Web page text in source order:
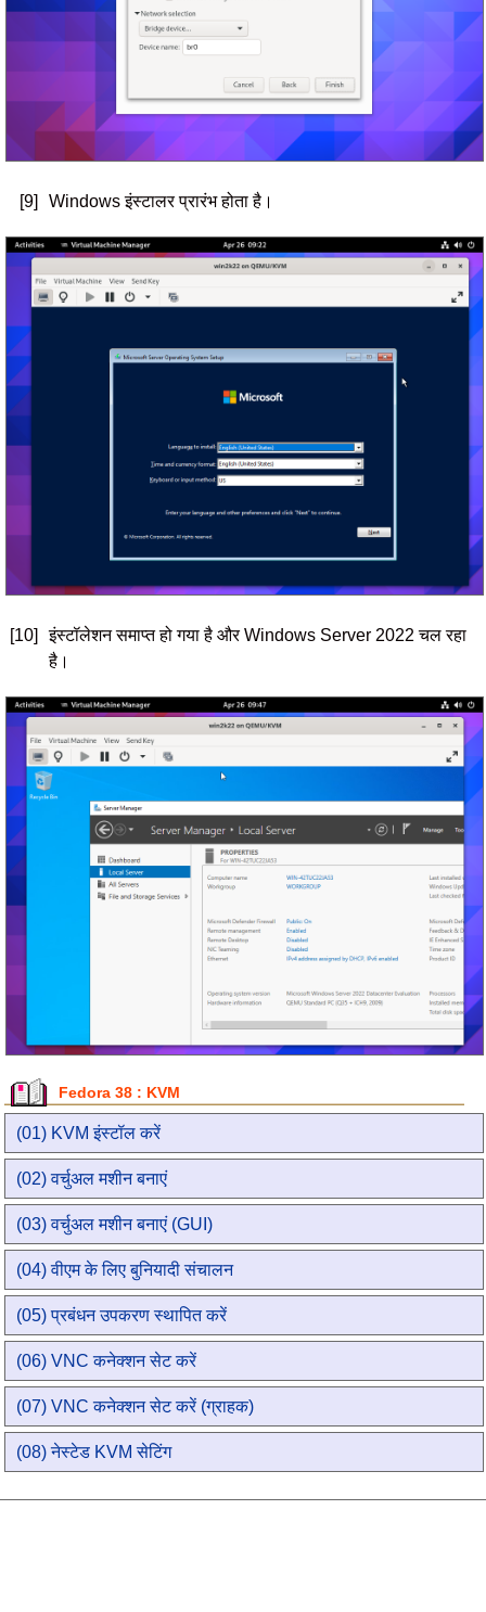
[9] Windows इंस्टालर प्रारंभ होता है।
[10]
इंस्टॉलेशन समाप्त हो गया है और Windows Server 2022 चल रहा
है।
Fedora 38 : KVM
(01) KVM इंस्टॉल करें
(02) वर्चुअल मशीन बनाएं
(03) वर्चुअल मशीन बनाएं (GUI)
(04) वीएम के लिए बुनियादी संचालन
(05) प्रबंधन उपकरण स्थापित करें
(06) VNC कनेक्शन सेट करें
(07) VNC कनेक्शन सेट करें (ग्राहक)
(08) नेस्टेड KVM सेटिंग